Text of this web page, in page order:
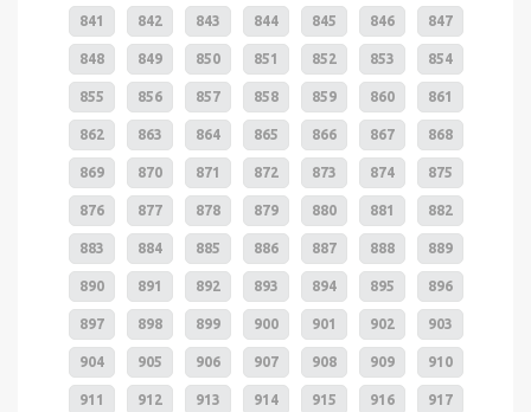
841 842 843 844 845 846 847
848 849 850 851 852 853 854
855 856 857 858 859 860 861
862 863 864 865 866 867 868
869 870 871 872 873 874 875
876 877 878 879 880 881 882
883 884 885 886 887 888 889
890 891 892 893 894 895 896
897 898 899 900 901 902 903
904 905 906 907 908 909 910
911 912 913 914 915 916 917